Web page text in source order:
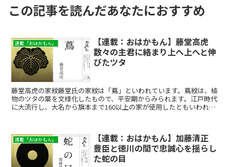
この記事を読んだあなたにおすすめ
連載「おはかもん」
【連載：おはかもん】藤堂高虎
数々の主君に絡まり上へ上へと伸
びたツタ
藤堂高虎の家紋藤堂氏の家紋は「蔦」といわれています。蔦紋は、植
物のツタの葉を文様化したもので、平安期からみられます。江戸時代
に大流行し、大名から旗本まで160以上の家が使用したともいわれ、
連載「おはかもん」
【連載：おはかもん】加藤清正
豊臣と徳川の間で忠誠心を揺らし
た蛇の目